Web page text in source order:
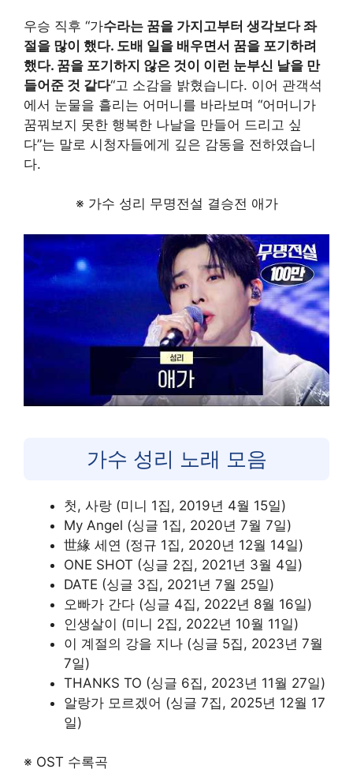
우승 직후 “가수라는 꿈을 가지고부터 생각보다 좌
절을 많이 했다. 도배 일을 배우면서 꿈을 포기하려
했다. 꿈을 포기하지 않은 것이 이런 눈부신 날을 만
들어준 것 같다“고 소감을 밝혔습니다. 이어 관객석
에서 눈물을 흘리는 어머니를 바라보며 “어머니가
꿈꿔보지 못한 행복한 나날을 만들어 드리고 싶
다”는 말로 시청자들에게 깊은 감동을 전하였습니
다.
※ 가수 성리 무명전설 결승전 애가
가수 성리 노래 모음
첫, 사랑 (미니 1집, 2019년 4월 15일)
My Angel (싱글 1집, 2020년 7월 7일)
世緣 세연 (정규 1집, 2020년 12월 14일)
ONE SHOT (싱글 2집, 2021년 3월 4일)
DATE (싱글 3집, 2021년 7월 25일)
오빠가 간다 (싱글 4집, 2022년 8월 16일)
인생살이 (미니 2집, 2022년 10월 11일)
이 계절의 강을 지나 (싱글 5집, 2023년 7월
7일)
THANKS TO (싱글 6집, 2023년 11월 27일)
알랑가 모르겠어 (싱글 7집, 2025년 12월 17
일)
※ OST 수록곡